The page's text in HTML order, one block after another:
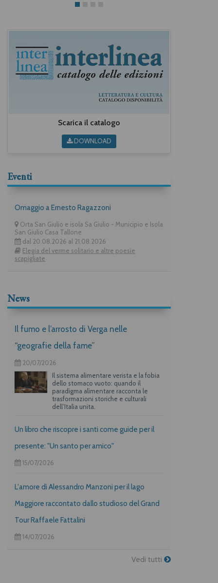
Scarica il catalogo
DOWNLOAD
Eventi
Omaggio a Ernesto Ragazzoni
Orta San Giulio e isola Sa Giulio - Municipio e Isola
San Giulio Casa Tallone
dal 20.08.2026 al 21.08.2026
Elegia del verme solitario e altre poesie
scapigliate
News
Il fumo e l’arrosto di Verga nelle
“geografie della fame”
20/07/2026
Il sistema alimentare verista e la fobia
dello stomaco vuoto: quando il
paradigma alimentare racconta le
trasformazioni storiche e culturali
dell’Italia unita.
Un libro che riscopre i santi come guide per il
presente: "Un santo per amico"
15/07/2026
L'amore di Alessandro Manzoni per il lago
Maggiore raccontato dallo studioso del Grand
Tour Raffaele Fattalini
14/07/2026
Vedi tutti